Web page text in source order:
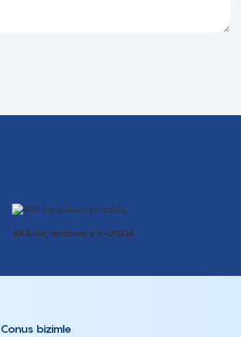
ABS ilaç arabası yx-ct006
Conus bizimle